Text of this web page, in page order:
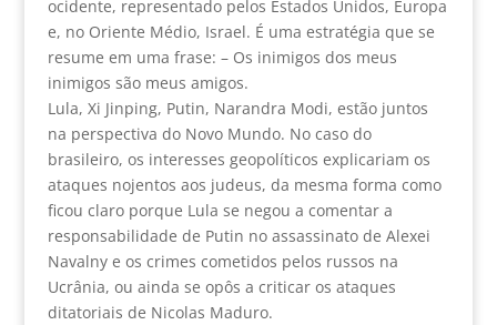
ocidente, representado pelos Estados Unidos, Europa
e, no Oriente Médio, Israel. É uma estratégia que se
resume em uma frase: – Os inimigos dos meus
inimigos são meus amigos.
Lula, Xi Jinping, Putin, Narandra Modi, estão juntos
na perspectiva do Novo Mundo. No caso do
brasileiro, os interesses geopolíticos explicariam os
ataques nojentos aos judeus, da mesma forma como
ficou claro porque Lula se negou a comentar a
responsabilidade de Putin no assassinato de Alexei
Navalny e os crimes cometidos pelos russos na
Ucrânia, ou ainda se opôs a criticar os ataques
ditatoriais de Nicolas Maduro.